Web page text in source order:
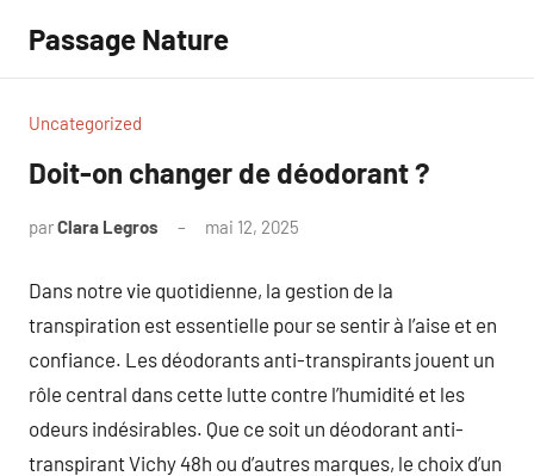
contenu
Passage Nature
Uncategorized
Doit-on changer de déodorant ?
parClara Legros mai 12, 2025
Dans notre vie quotidienne, la gestion de la
transpiration est essentielle pour se sentir à l’aise et en
confiance. Les déodorants anti-transpirants jouent un
rôle central dans cette lutte contre l’humidité et les
odeurs indésirables. Que ce soit un déodorant anti-
transpirant Vichy 48h ou d’autres marques, le choix d’un